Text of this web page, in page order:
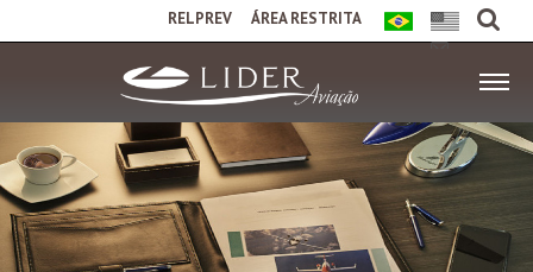
RELPREV ÁREA RESTRITA